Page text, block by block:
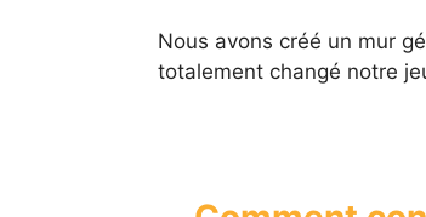
Nous avons créé un mur
totalement changé notre